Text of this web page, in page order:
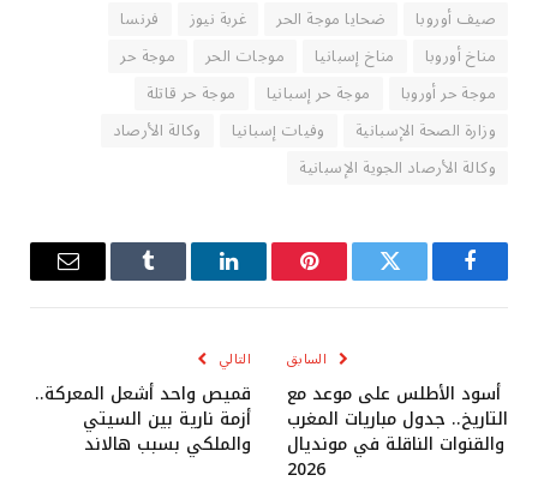
صيف أوروبا
ضحايا موجة الحر غربة نيوز
فرنسا
مناخ أوروبا
مناخ إسبانيا موجات الحر
موجة حر
موجة حر أوروبا
موجة حر إسبانيا
موجة حر قاتلة
وزارة الصحة الإسبانية
وفيات إسبانيا
وكالة الأرصاد
وكالة الأرصاد الجوية الإسبانية
فيسبوك تويتر بينتيريستلينكدإن Tumblr
البريد
السابق
أسود الأطلس على موعد مع
التاريخ.. جدول مباريات المغرب
والقنوات الناقلة في مونديال
2026
التالي
قميص واحد أشعل المعركة..
أزمة نارية بين السيتي
والملكي بسبب هالاند